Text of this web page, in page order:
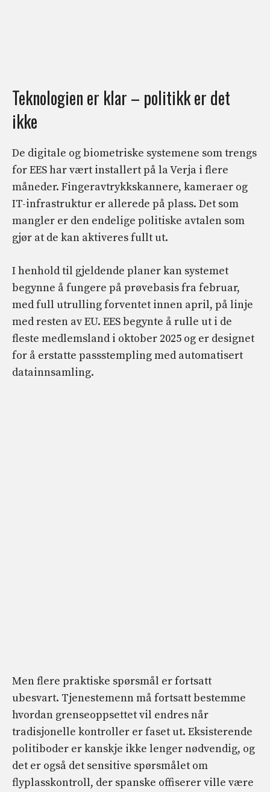
Teknologien er klar – politikk er det
ikke
De digitale og biometriske systemene som trengs
for EES har vært installert på la Verja i flere
måneder. Fingeravtrykkskannere, kameraer og
IT-infrastruktur er allerede på plass. Det som
mangler er den endelige politiske avtalen som
gjør at de kan aktiveres fullt ut.
I henhold til gjeldende planer kan systemet
begynne å fungere på prøvebasis fra februar,
med full utrulling forventet innen april, på linje
med resten av EU. EES begynte å rulle ut i de
fleste medlemsland i oktober 2025 og er designet
for å erstatte passstempling med automatisert
datainnsamling.
Men flere praktiske spørsmål er fortsatt
ubesvart. Tjenestemenn må fortsatt bestemme
hvordan grenseoppsettet vil endres når
tradisjonelle kontroller er faset ut. Eksisterende
politiboder er kanskje ikke lenger nødvendig, og
det er også det sensitive spørsmålet om
flyplasskontroll, der spanske offiserer ville være